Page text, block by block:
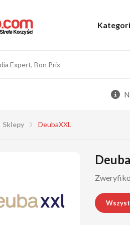
Sklepy DeubaXXL